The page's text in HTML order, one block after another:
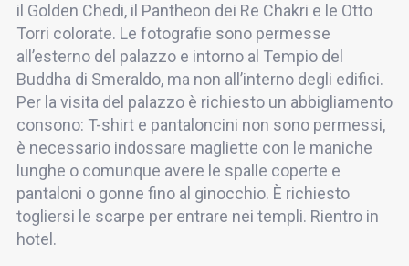
il Golden Chedi, il Pantheon dei Re Chakri e le Otto
Torri colorate. Le fotografie sono permesse
all’esterno del palazzo e intorno al Tempio del
Buddha di Smeraldo, ma non all’interno degli edifici.
Per la visita del palazzo è richiesto un abbigliamento
consono: T-shirt e pantaloncini non sono permessi,
è necessario indossare magliette con le maniche
lunghe o comunque avere le spalle coperte e
pantaloni o gonne fino al ginocchio. È richiesto
togliersi le scarpe per entrare nei templi. Rientro in
hotel.